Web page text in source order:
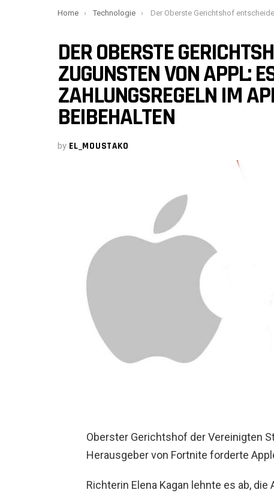
You are here:
Home Technologie Der Oberste Gerichtshof entscheidet zugunsten von Appl: Es kann die Zahlungsregeln im App Store
DER OBERSTE
ZUGUNSTEN VON APPL:
ZAHLUNGSREGELN IM
BEIBEHALTEN
by EL_MOUSTAKO
Oberster Gerichtshof der Vereinigten
Herausgeber von Fortnite forderte
Richterin Elena Kagan lehnte es ab,